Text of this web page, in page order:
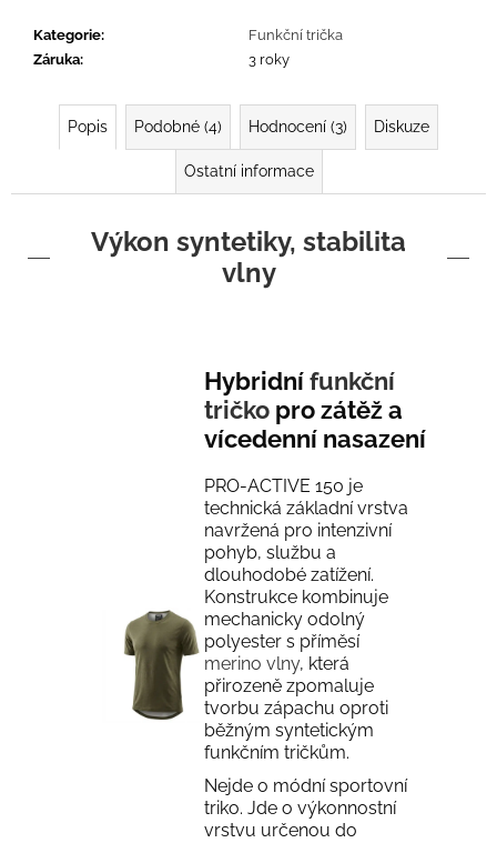
Kategorie:
Funkční trička
Záruka: 3 roky
Popis Podobné (4) Hodnocení (3) Diskuze
Ostatní informace
Výkon syntetiky, stabilita
vlny
Hybridnífunkční
tričko pro zátěž a
vícedenní nasazení
PRO-ACTIVE 150 je
technická základní vrstva
navržená pro intenzivní
pohyb, službu a
dlouhodobé zatížení.
Konstrukce kombinuje
mechanicky odolný
polyester s příměsí
merino vlny, která
přirozeně zpomaluje
tvorbu zápachu oproti
běžným syntetickým
funkčním tričkům.
Nejde o módní sportovní
triko. Jde o výkonnostní
vrstvu určenou do